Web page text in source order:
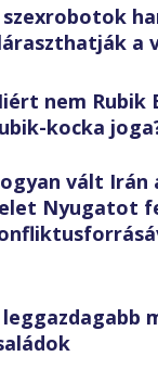
szexrobotok
a
nem Rubik
kocka
vált Irán
Nyugatot
leggazdagabb